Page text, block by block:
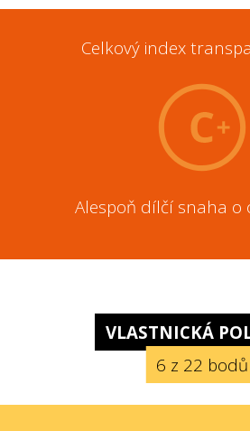
Celkový index
Alespoň dílčí snaha o
VLASTNICKÁ
6 z 22 bodů